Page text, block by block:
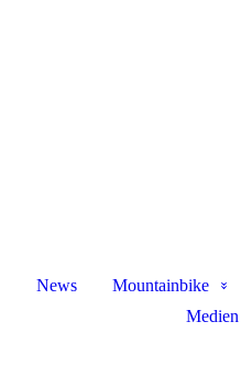
News Mountainbike
Medien